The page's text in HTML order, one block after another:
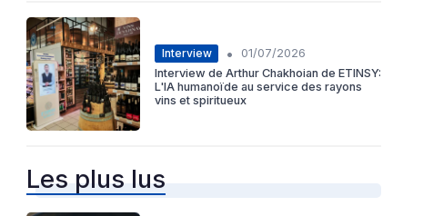
Interview •
01/07/2026
Interview de Arthur Chakhoian de ETINSY:
L'IA humanoïde au service des rayons
vins et spiritueux
Les plus lus